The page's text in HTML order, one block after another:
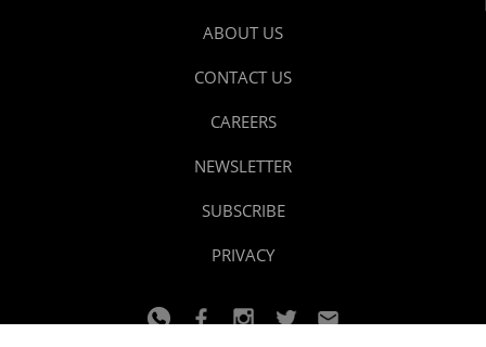
ABOUT US
CONTACT US
CAREERS
NEWSLETTER
SUBSCRIBE
PRIVACY